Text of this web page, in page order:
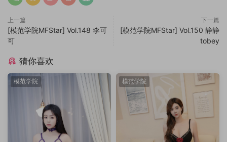
上一篇
[模范学院MFStar] Vol.148 李可
可
下一篇
[模范学院MFStar] Vol.150 静静
tobey
猜你喜欢
模范学院 模范学院